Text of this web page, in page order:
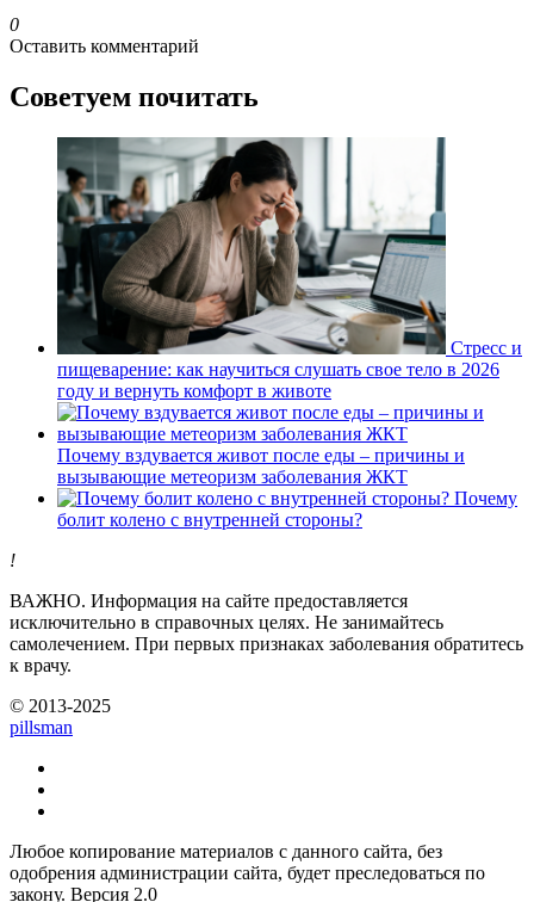
0
Оставить комментарий
Советуем почитать
Стресс и
пищеварение: как научиться слушать свое тело в 2026
году и вернуть комфорт в животе
Почему вздувается живот после еды – причины и
вызывающие метеоризм заболевания ЖКТ
Почему
болит колено с внутренней стороны?
!
ВАЖНО. Информация на сайте предоставляется
исключительно в справочных целях. Не занимайтесь
самолечением. При первых признаках заболевания обратитесь
к врачу.
© 2013-2025
pillsman
Любое копирование материалов с данного сайта, без
одобрения администрации сайта, будет преследоваться по
закону. Версия 2.0